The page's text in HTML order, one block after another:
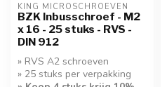
KING MICROSCHROEVEN
BZK Inbusschroef - M2
x 16 - 25 stuks - RVS -
DIN 912
» RVS A2 schroeven
» 25 stuks per verpakking